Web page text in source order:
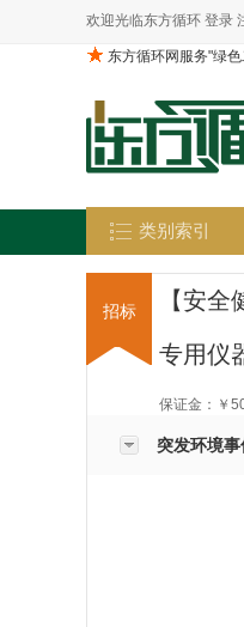
欢迎光临东方循环 登录
类别索引
招标 【安
专用仪
保证金： ￥
突发环境